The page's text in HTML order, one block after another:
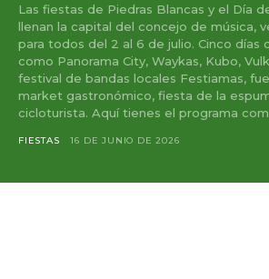
Las fiestas de Piedras Blancas y el Día
llenan la capital del concejo de música,
para todos del 2 al 6 de julio. Cinco días
como Panorama City, Waykas, Kubo,
festival de bandas locales Festiamas,
market gastronómico, fiesta de la
cicloturista. Aquí tienes el programa
FIESTAS 16 DE JUNIO DE 2026